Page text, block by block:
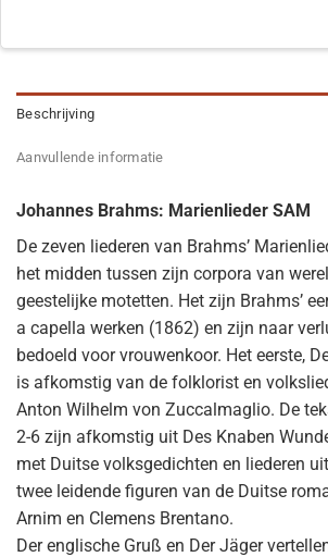
Beschrijving
Aanvullende informatie
Johannes Brahms: Marienlieder SAM
De zeven liederen van Brahms’
het midden tussen zijn corpora van
geestelijke motetten. Het zijn Brahms’
a capella werken (1862) en zijn naar
bedoeld voor vrouwenkoor. Het eerste,
is afkomstig van de folklorist en
Anton Wilhelm von Zuccalmaglio. De
2-6 zijn afkomstig uit Des Knaben
met Duitse volksgedichten en liederen
twee leidende figuren van de Duitse
Arnim en Clemens Brentano.
Der englische Gruß en Der Jäger